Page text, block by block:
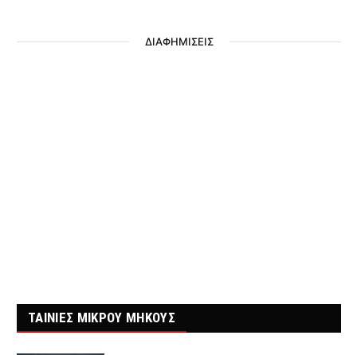
ΔΙΑΦΗΜΙΣΕΙΣ
ΤΑΙΝΙΕΣ ΜΙΚΡΟΥ ΜΗΚΟΥΣ